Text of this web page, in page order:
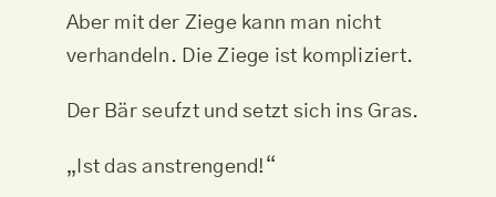
Aber mit der Ziege kann man nicht
verhandeln. Die Ziege ist kompliziert.
Der Bär seufzt und setzt sich ins Gras.
„Ist das anstrengend!“